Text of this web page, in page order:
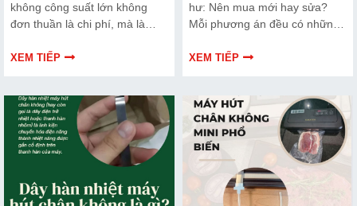
không công suất lớn không
đơn thuần là chi phí, mà là
sản phẩm và nâng cao vị thế
điểm của thiết bị này để có
thêm thông tin và giúp bạn đưa
ra lựa chọn phù hợp, hiệu quả
hơn nhé!
XEM TIẾP
hư: Nên mua mới hay sửa?
Mỗi phương án đều có những
cùng tìm hiểu để đưa ra quyết
XEM TIẾP